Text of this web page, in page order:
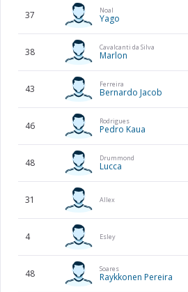
37 Noal
Yago
38 Cavalcanti da Silva
Marlon
43 Ferreira
Bernardo Jacob
46 Rodrigues
Pedro Kaua
48 Drummond
Lucca
31 Allex
4 Esley
48 Soares
Raykkonen Pereira